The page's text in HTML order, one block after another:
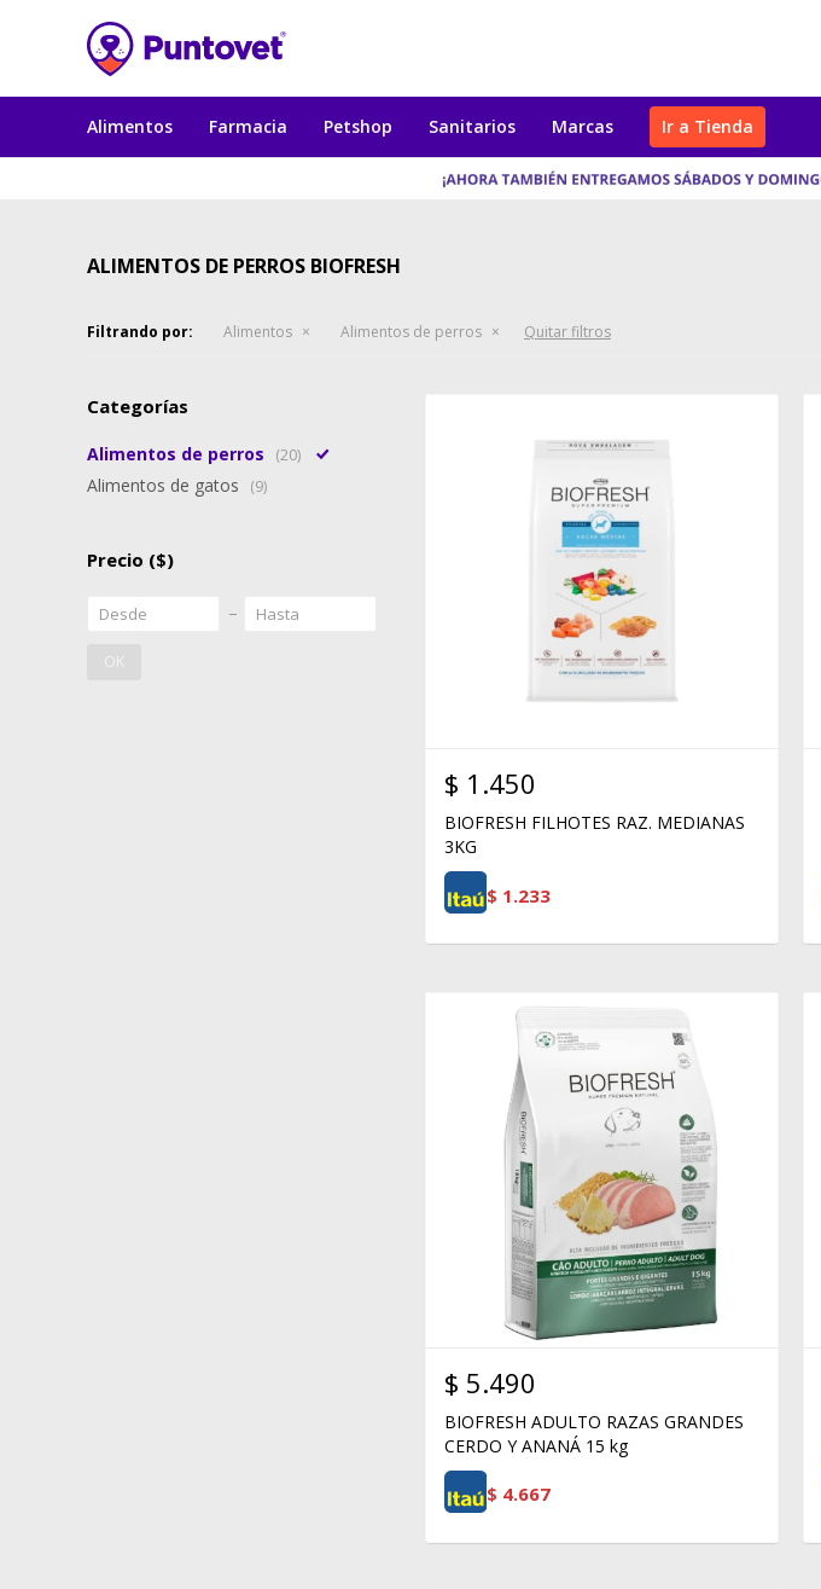
Alimentos Farmacia Petshop Sanitarios Marcas Ir a Tienda
ALIMENTOS DE PERROS BIOFRESH
Filtrando por: Alimentos Alimentos de perros Quitar filtros
$ 1.450
BIOFRESH FILHOTES RAZ. MEDIANAS
3KG
$ 1.233
$ 5.490
BIOFRESH ADULTO RAZAS GRANDES
CERDO Y ANANÁ 15 kg
$ 4.667
Categorías
Alimentos de perros (20)
Alimentos de gatos (9)
Precio ($)
OK